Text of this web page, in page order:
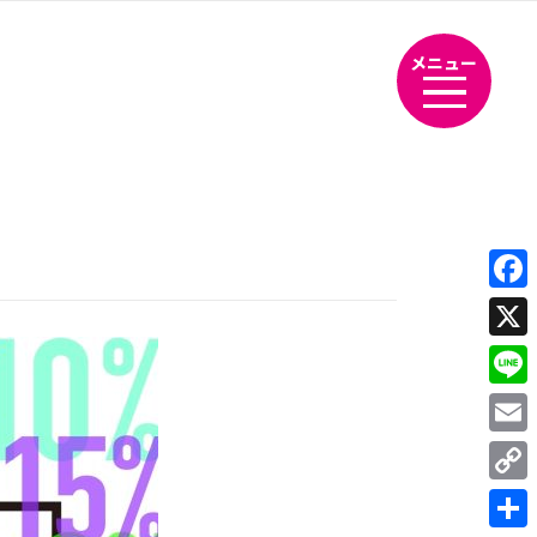
メニュー
X
Line